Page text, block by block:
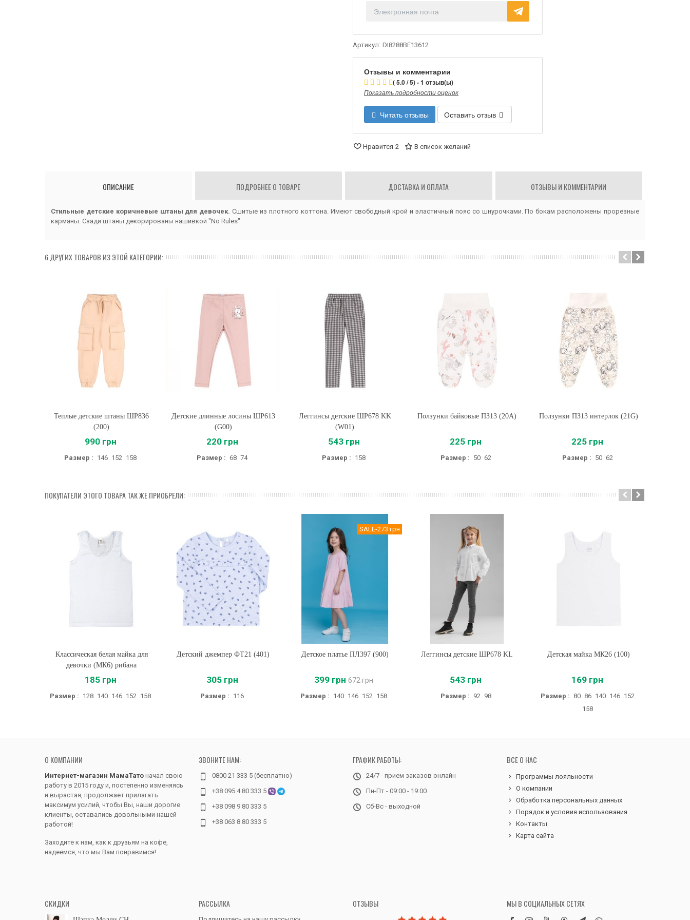
Артикул: DI8288BE13612
Отзывы и комментарии
( 5.0 / 5) - 1 отзыв(ы)
Показать подробности оценок
Читать отзывы Оставить отзыв
Нравится 2 В список желаний
ОПИСАНИЕ ПОДРОБНЕЕ О ТОВАРЕ ДОСТАВКА И ОПЛАТА ОТЗЫВЫ И КОММЕНТАРИИ
Стильные детские коричневые штаны для девочек. Сшитые из плотного коттона. Имеют свободный крой и эластичный пояс со шнурочками. По бокам расположены прорезные
карманы. Сзади штаны декорированы нашивкой "No Rules".
6 ДРУГИХ ТОВАРОВ ИЗ ЭТОЙ КАТЕГОРИИ:
Купить
Теплые детские штаны ШР836
(200)
990 грн
Размер : 146 152 158
Купить
Детские длинные лосины ШР613
(G00)
220 грн
Размер : 68 74
Купить
Леггинсы детские ШР678 KK
(W01)
543 грн
Размер : 158
Купить
Ползунки байковые ПЗ13 (20A)
225 грн
Размер : 50 62
Купить
Ползунки ПЗ13 интерлок (21G)
225 грн
Размер : 50 62
ПОКУПАТЕЛИ ЭТОГО ТОВАРА ТАК ЖЕ ПРИОБРЕЛИ:
Купить
Классическая белая майка для
девочки (МК6) рибана
185 грн
Размер : 128 140 146 152 158
Купить
Детский джемпер ФТ21 (401)
305 грн
Размер : 116
SALE-273 грн
Купить
Детское платье ПЛ397 (900)
399 грн 672 грн
Размер : 140 146 152 158
Купить
Леггинсы детские ШР678 KL
543 грн
Размер : 92 98
Купить
Детская майка МК26 (100)
169 грн
Размер : 80 86 140 146 152
158
О КОМПАНИИ
Интернет-магазин МамаТато начал свою
работу в 2015 году и, постепенно изменяясь
и вырастая, продолжает прилагать
максимум усилий, чтобы Вы, наши дорогие
клиенты, оставались довольными нашей
работой!
Заходите к нам, как к друзьям на кофе,
надеемся, что мы Вам понравимся!
ЗВОНИТЕ НАМ:
0800 21 333 5 (бесплатно)
+38 095 4 80 333 5
+38 098 9 80 333 5
+38 063 8 80 333 5
ГРАФИК РАБОТЫ:
24/7 - прием заказов онлайн
Пн-Пт - 09:00 - 19:00
Сб-Вс - выходной
ВСЕ О НАС
Программы лояльности
О компании
Обработка персональных данных
Порядок и условия использования
Контакты
Карта сайта
СКИДКИ РАССЫЛКА ОТЗЫВЫ МЫ В СОЦИАЛЬНЫХ СЕТЯХ